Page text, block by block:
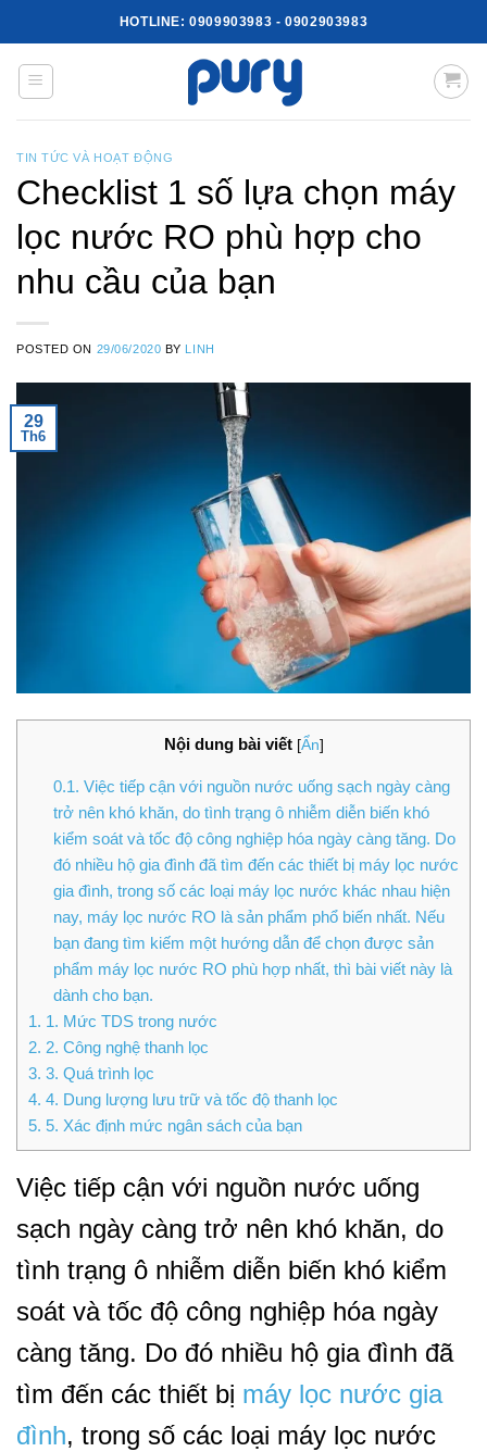
to
content
HOTLINE:0909903983 -0902903983
TIN TỨC VÀ HOẠT ĐỘNG
Checklist 1 số lựa chọn máy
lọc nước RO phù hợp cho
nhu cầu của bạn
POSTED ON 29/06/2020 BY LINH
29
Th6
Nội dung bài viết [Ẩn]
0.1. Việc tiếp cận với nguồn nước uống sạch ngày càng
trở nên khó khăn, do tình trạng ô nhiễm diễn biến khó
kiểm soát và tốc độ công nghiệp hóa ngày càng tăng. Do
đó nhiều hộ gia đình đã tìm đến các thiết bị máy lọc nước
gia đình, trong số các loại máy lọc nước khác nhau hiện
nay, máy lọc nước RO là sản phẩm phổ biến nhất. Nếu
bạn đang tìm kiếm một hướng dẫn để chọn được sản
phẩm máy lọc nước RO phù hợp nhất, thì bài viết này là
dành cho bạn.
1. 1. Mức TDS trong nước
2. 2. Công nghệ thanh lọc
3. 3. Quá trình lọc
4. 4. Dung lượng lưu trữ và tốc độ thanh lọc
5. 5. Xác định mức ngân sách của bạn
Việc tiếp cận với nguồn nước uống
sạch ngày càng trở nên khó khăn, do
tình trạng ô nhiễm diễn biến khó kiểm
soát và tốc độ công nghiệp hóa ngày
càng tăng. Do đó nhiều hộ gia đình đã
tìm đến các thiết bị máy lọc nước gia
đình, trong số các loại máy lọc nước